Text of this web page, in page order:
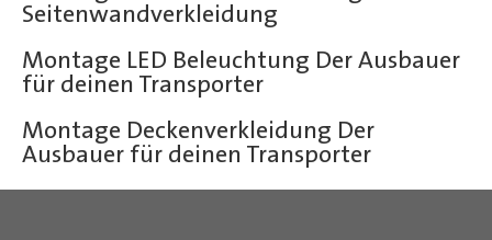
Seitenwandverkleidung
Montage LED Beleuchtung Der Ausbauer
für deinen Transporter
Montage Deckenverkleidung Der
Ausbauer für deinen Transporter